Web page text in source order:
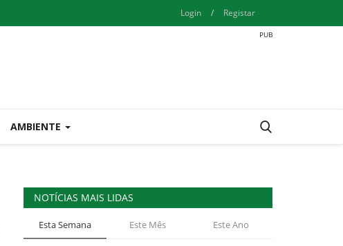
Login / Registar
AMBIENTE
NOTÍCIAS MAIS LIDAS
Esta Semana Este Mês Este Ano